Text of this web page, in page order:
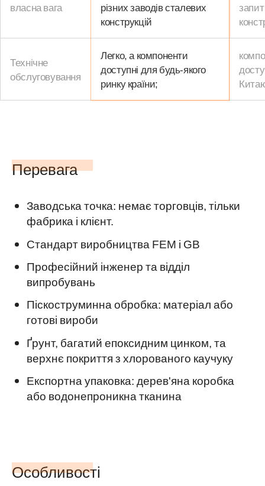
власна вага
різних заводів сталевих
конструкцій
Технічне
обслуговування
Легко, а компоненти
доступні для будь-якого
ринку країни;
Перевага
Заводська точка: немає торговців, тільки
фабрика і клієнт.
Стандарт виробництва FEM і GB
Професійний інженер та відділ
випробувань
Піскоструминна обробка: матеріал або
готові вироби
Ґрунт, багатий епоксидним цинком, та
верхнє покриття з хлорованого каучуку
Експортна упаковка: дерев'яна коробка
або водонепроникна тканина
Особливості